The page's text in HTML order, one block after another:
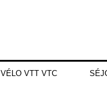
VÉLO VTT VTC